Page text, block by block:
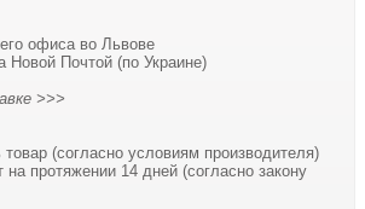
офиса во Львове
Новой Почтой (по Украине)
>>>
товар (согласно условиям производителя)
на протяжении 14 дней (согласно закону